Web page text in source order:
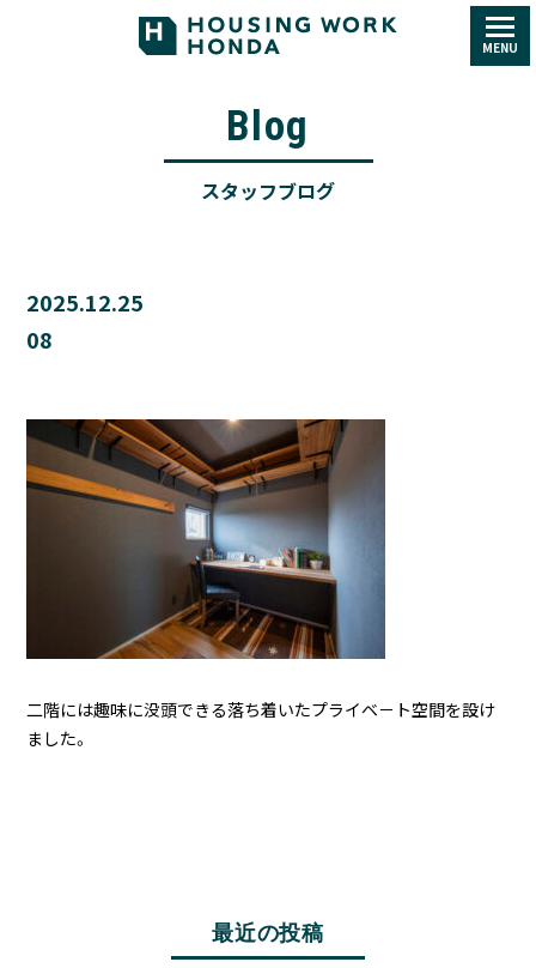
MENU
Blog
スタッフブログ
2025.12.25
08
二階には趣味に没頭できる落ち着いたプライベ－ト空間を設け
ました。
最近の投稿